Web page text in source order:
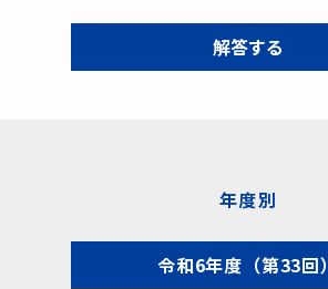
解答する
年度別
令和6年度（第33回）